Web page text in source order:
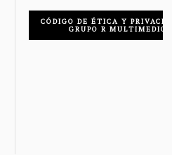
CÓDIGO DE ÉTICA Y
GRUPO R MULTIMEDIO